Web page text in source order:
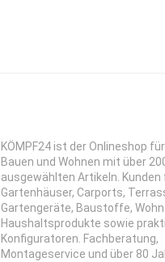
KÖMPF24 ist der Onlineshop
Bauen und Wohnen mit über
ausgewählten Artikeln. Kunden
Gartenhäuser, Carports,
Gartengeräte, Baustoffe,
Haushaltsprodukte sowie
Konfiguratoren. Fachberatung,
Montageservice und über 80